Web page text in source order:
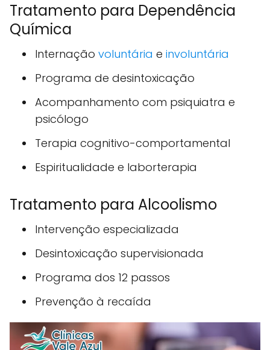
Tratamento para Dependência
Química
Internação voluntária e involuntária
Programa de desintoxicação
Acompanhamento com psiquiatra e
psicólogo
Terapia cognitivo-comportamental
Espiritualidade e laborterapia
Tratamento para Alcoolismo
Intervenção especializada
Desintoxicação supervisionada
Programa dos 12 passos
Prevenção à recaída